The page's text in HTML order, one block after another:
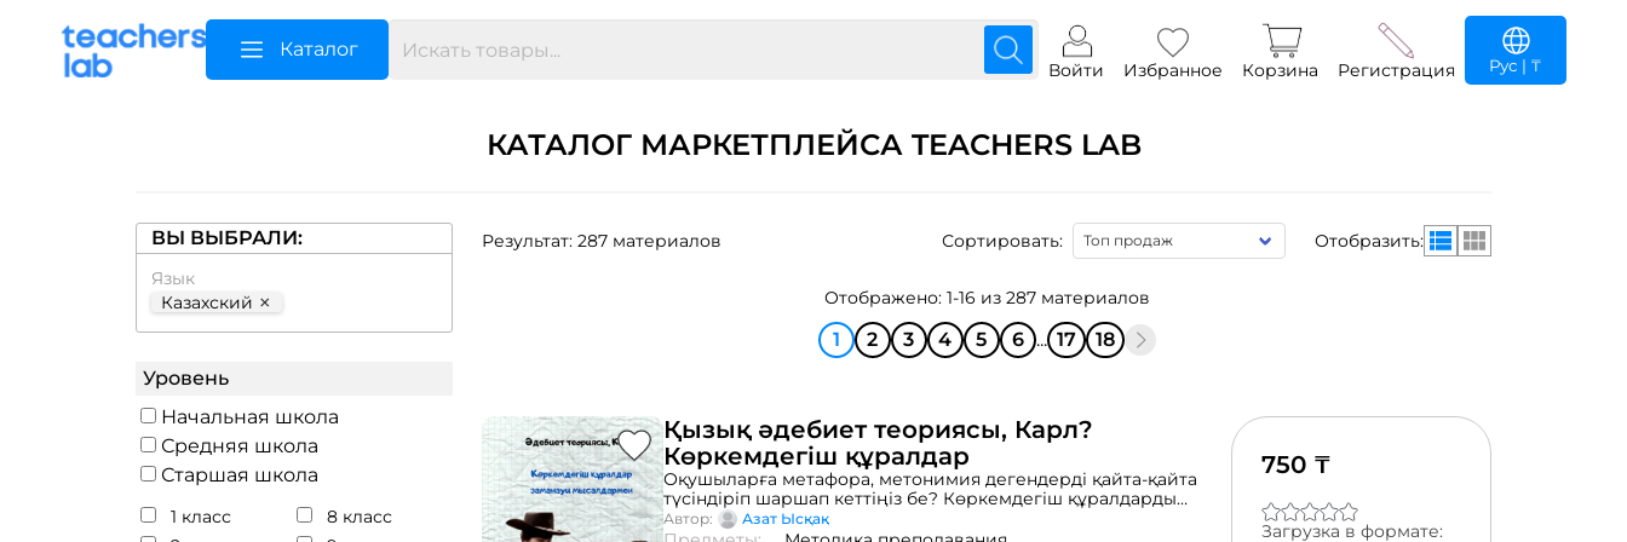
Каталог
Войти Избранное Корзина Регистрация Рус | ₸
КАТАЛОГ МАРКЕТПЛЕЙСА TEACHERS LAB
ВЫ ВЫБРАЛИ:
Язык
Казахский ×
Уровень
Начальная школа
Средняя школа
Старшая школа
1 класс
8 класс
Результат: 287 материалов Сортировать: Отобразить:
Отображено: 1-16 из 287 материалов
1 2 3 4 5 6 ... 17 18
Қызық әдебиет теориясы, Карл?
Көркемдегіш құралдар
Оқушыларға метафора, метонимия дегендерді қайта-қайта
түсіндіріп шаршап кеттіңіз бе? Көркемдегіш құралдарды
іздестіруге оқушылардың ынтасы жоқ па? Ендеше мына
заманауи мысалдар сіздің сабағыңыздың көркемдегіш
Автор: Азат Ысқақ
750 ₸
Загрузка в формате: